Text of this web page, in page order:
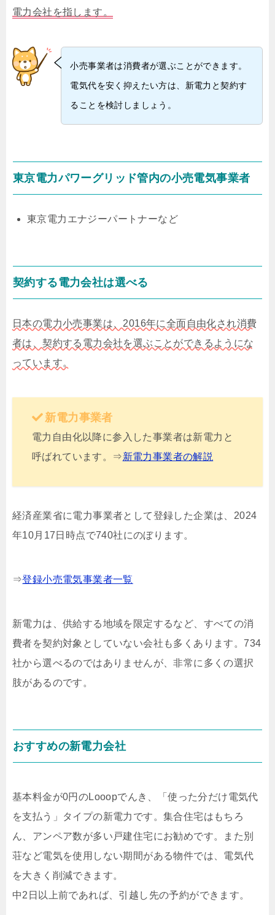
電力会社を指します。
小売事業者は消費者が選ぶことができます。
電気代を安く抑えたい方は、新電力と契約す
ることを検討しましょう。
東京電力パワーグリッド管内の小売電気事業者
東京電力エナジーパートナーなど
契約する電力会社は選べる
日本の電力小売事業は、2016年に全面自由化され消費
者は、契約する電力会社を選ぶことができるようにな
っています。
新電力事業者
電力自由化以降に参入した事業者は新電力と
呼ばれています。⇒新電力事業者の解説
経済産業省に電力事業者として登録した企業は、2024
年10月17日時点で740社にのぼります。
⇒登録小売電気事業者一覧
新電力は、供給する地域を限定するなど、すべての消
費者を契約対象としていない会社も多くあります。734
社から選べるのではありませんが、非常に多くの選択
肢があるのです。
おすすめの新電力会社
基本料金が0円のLooopでんき、「使った分だけ電気代
を支払う」タイプの新電力です。集合住宅はもちろ
ん、アンペア数が多い戸建住宅にお勧めです。また別
荘など電気を使用しない期間がある物件では、電気代
を大きく削減できます。
中2日以上前であれば、引越し先の予約ができます。